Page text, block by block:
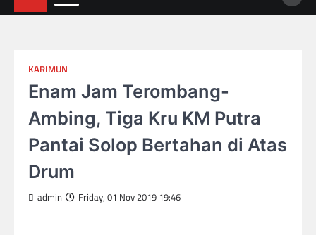
KARIMUN
Enam Jam Terombang-
Ambing, Tiga Kru KM Putra
Pantai Solop Bertahan di Atas
Drum
admin Friday, 01 Nov 2019 19:46